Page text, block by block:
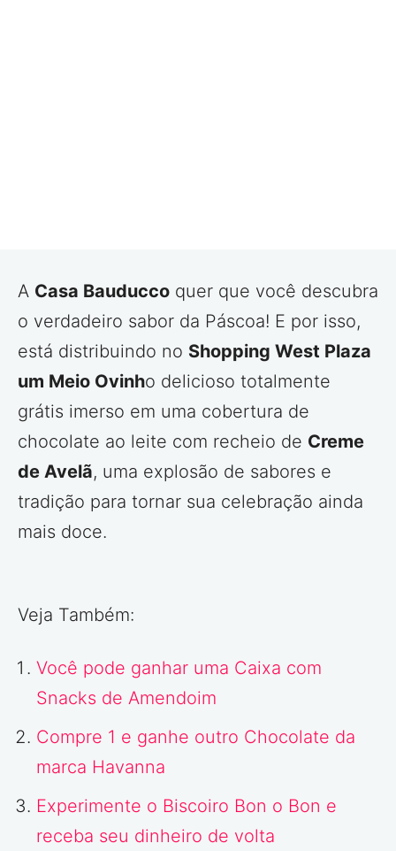
A Casa Bauducco quer que você descubra
o verdadeiro sabor da Páscoa! E por isso,
está distribuindo no Shopping West Plaza
um Meio Ovinho delicioso totalmente
grátis imerso em uma cobertura de
chocolate ao leite com recheio de Creme
de Avelã, uma explosão de sabores e
tradição para tornar sua celebração ainda
mais doce.
Veja Também:
Você pode ganhar uma Caixa com
Snacks de Amendoim
Compre 1 e ganhe outro Chocolate da
marca Havanna
Experimente o Biscoiro Bon o Bon e
receba seu dinheiro de volta